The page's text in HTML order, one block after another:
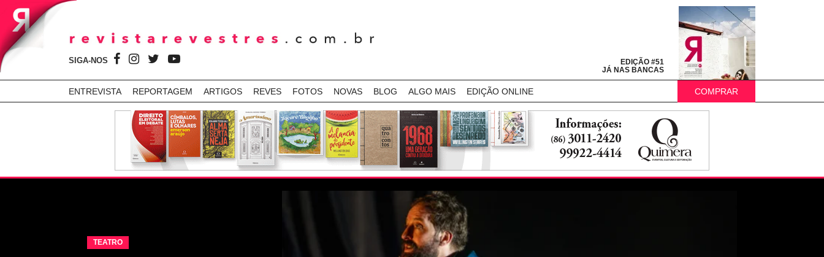
SIGA-NOS
EDIÇÃO #51
JÁ NAS BANCAS
ENTREVISTA REPORTAGEM ARTIGOS REVES FOTOS NOVAS BLOG ALGO MAIS EDIÇÃO ONLINE COMPRAR
TEATRO